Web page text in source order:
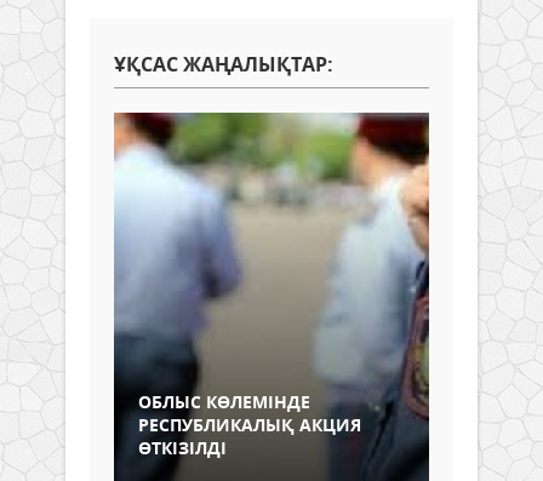
ҰҚСАС ЖАҢАЛЫҚТАР:
ОБЛЫС КӨЛЕМІНДЕ
РЕСПУБЛИКАЛЫҚ АКЦИЯ
ӨТКІЗІЛДІ